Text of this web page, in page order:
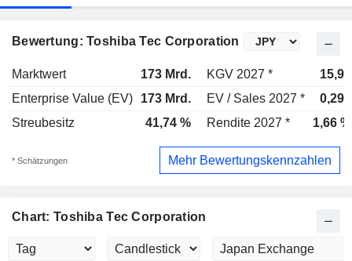
Bewertung: Toshiba Tec Corporation
Marktwert 173 Mrd. KGV 2027 *
15,9x
Enterprise Value (EV)
173 Mrd. EV / Sales 2027 *
0,29x
Streubesitz
41,74 % Rendite 2027 * 1,66 %
* Schätzungen Mehr Bewertungskennzahlen
Chart: Toshiba Tec Corporation